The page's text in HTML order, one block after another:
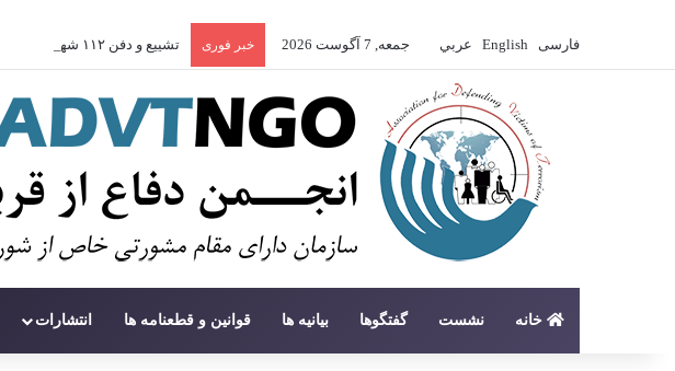
فارسی English عربي جمعه, 7 آگوست 2026 خبر فوری تشییع و دفن ۱۱۲ شهید در غزه پس از سه سال
خانه نشست گفتگوها بیانیه ها قوانین و قطعنامه ها انتشارات